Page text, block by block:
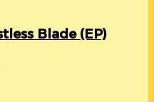
Blade (EP)